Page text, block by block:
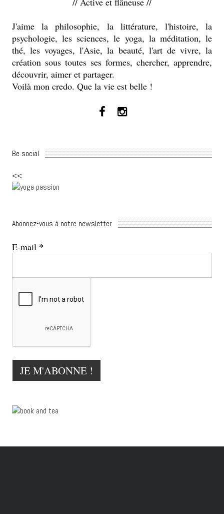
J'aime la philosophie, la littérature, l'histoire, la
psychologie, les sciences, le yoga, la méditation, le
thé, les voyages, l'Asie, la beauté, l'art de vivre, la
création sous toutes ses formes, chercher, apprendre,
découvrir, aimer et partager.
Voilà mon credo. Que la vie est belle !
Be social
<<
Abonnez-vous à notre newsletter
E-mail *